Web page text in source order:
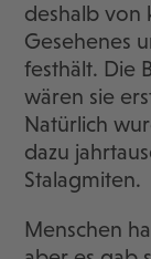
deshalb von
Gesehenes
festhält. Die
wären sie
Natürlich
dazu
Stalagmiten.
Menschen